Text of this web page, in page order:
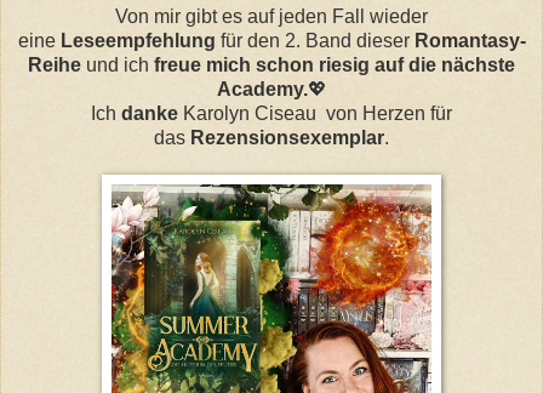
Von mir gibt es auf jeden Fall wieder
eineLeseempfehlung für den 2. Band dieser Romantasy-
Reihe und ich freue mich schon riesig auf die nächste
Academy.💖
Ich danke Karolyn Ciseau von Herzen für
das Rezensionsexemplar.